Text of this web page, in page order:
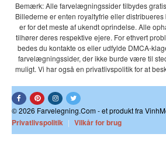
Bemærk: Alle farvelægningssider tilbydes
Billederne er enten royaltyfrie eller
er for det meste af ukendt oprindelse. Alle
tilhører deres respektive ejere. For ethvert
bedes du kontakte os eller udfylde DMCA-
farvelægningssider, der ikke burde være til
muligt. Vi har også en privatlivspolitik for at
© 2026 Farvelegning.Com - et produkt fra
Privatlivspolitik | Vilkår for brug